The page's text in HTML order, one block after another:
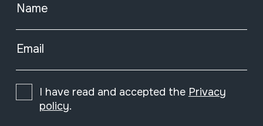
Name
Email
I have read and accepted the Privacy
policy.